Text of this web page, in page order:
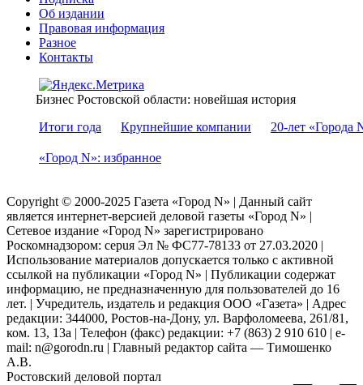
Об издании
Правовая информация
Разное
Контакты
Бизнес Ростовской области: новейшая история
Итоги года
Крупнейшие компании 20-лет «Города
«Город N»: избранное
Copyright © 2000-2025 Газета «Город N» | Данный сайт
является интернет-версией деловой газеты «Город N» |
Сетевое издание «Город N» зарегистрировано
Роскомнадзором: серuя Эл № ФС77-78133 от 27.03.2020 |
Использование материалов допускается только с активной
ссылкой на публикации «Город N» | Публикации содержат
информацию, не предназначенную для пользователей до 16
лет. | Учредитель, издатель и редакция ООО «Газета» | Адрес
редакции: 344000, Ростов-на-Дону, ул. Варфоломеева, 261/81,
ком. 13, 13а | Телефон (факс) редакции: +7 (863) 2 910 610 | e-
mail: n@gorodn.ru | Главный редактор сайта — Тимошенко
А.В.
Ростовский деловой портал